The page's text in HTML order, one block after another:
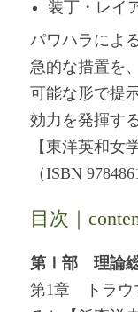
装丁・レイ
パワハラによ
急的な措置を
可能な形で提
効力を発揮する
【東洋英和女
（ISBN
目次｜
第Ⅰ部 理論
第1章 トラウ